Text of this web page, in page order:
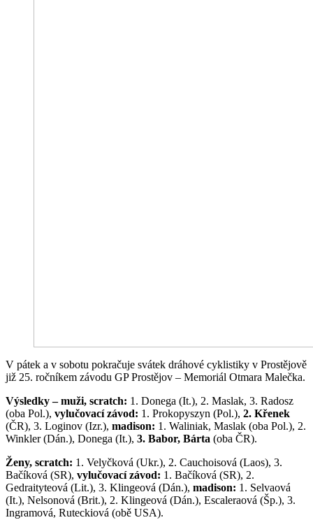
V pátek a v sobotu pokračuje svátek dráhové cyklistiky v Prostějově
již 25. ročníkem závodu GP Prostějov – Memoriál Otmara Malečka.
Výsledky – muži, scratch: 1. Donega (It.), 2. Maslak, 3. Radosz
(oba Pol.), vylučovací závod: 1. Prokopyszyn (Pol.), 2. Křenek
(ČR), 3. Loginov (Izr.), madison: 1. Waliniak, Maslak (oba Pol.), 2.
Winkler (Dán.), Donega (It.), 3. Babor, Bárta (oba ČR).
Ženy, scratch: 1. Velyčková (Ukr.), 2. Cauchoisová (Laos), 3.
Bačíková (SR), vylučovací závod: 1. Bačíková (SR), 2.
Gedraityteová (Lit.), 3. Klingeová (Dán.), madison: 1. Selvaová
(It.), Nelsonová (Brit.), 2. Klingeová (Dán.), Escaleraová (Šp.), 3.
Ingramová, Ruteckiová (obě USA).